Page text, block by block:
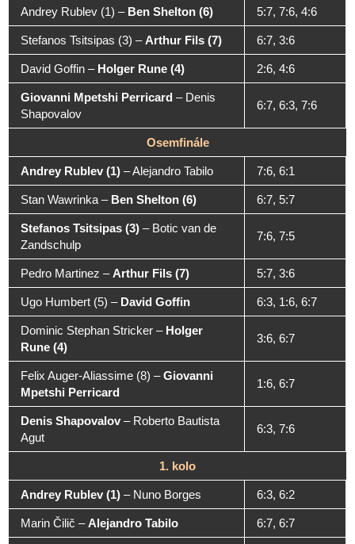
Andrey Rublev (1) – Ben Shelton (6) 5:7, 7:6, 4:6
Stefanos Tsitsipas (3) –Arthur Fils (7) 6:7, 3:6
David Goffin – Holger Rune (4) 2:6, 4:6
Giovanni Mpetshi Perricard – Denis
Shapovalov
6:7, 6:3, 7:6
Osemfinále
Andrey Rublev (1) –Alejandro Tabilo 7:6, 6:1
Stan Wawrinka– Ben Shelton (6) 6:7, 5:7
Stefanos Tsitsipas (3) – Botic van de
Zandschulp
7:6, 7:5
Pedro Martinez –Arthur Fils (7) 5:7, 3:6
Ugo Humbert (5) – David Goffin 6:3, 1:6, 6:7
Dominic Stephan Stricker – Holger
Rune (4)
3:6, 6:7
Felix Auger-Aliassime (8) –Giovanni
Mpetshi Perricard
1:6, 6:7
Denis Shapovalov – Roberto Bautista
Agut
6:3, 7:6
1. kolo
Andrey Rublev (1) – Nuno Borges 6:3, 6:2
Marin Čilič –Alejandro Tabilo 6:7, 6:7